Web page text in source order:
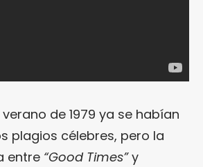
de 1979 ya se habían
plagios célebres, pero la
entre “Good Times”y